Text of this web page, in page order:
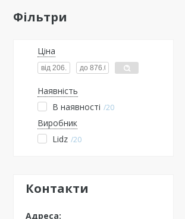
Фільтри
Ціна
Наявність
В наявності 20
Виробник
Lidz 20
Контакти